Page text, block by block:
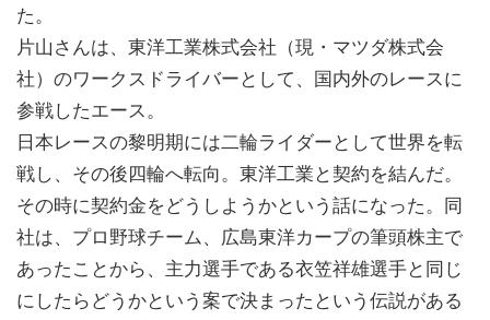
た。
片山さんは、東洋工業株式会社（現・マツダ株式会
社）のワークスドライバーとして、国内外のレースに
参戦したエース。
日本レースの黎明期には二輪ライダーとして世界を転
戦し、その後四輪へ転向。東洋工業と契約を結んだ。
その時に契約金をどうしようかという話になった。同
社は、プロ野球チーム、広島東洋カープの筆頭株主で
あったことから、主力選手である衣笠祥雄選手と同じ
にしたらどうかという案で決まったという伝説がある